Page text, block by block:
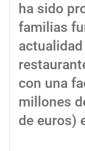
ha sido
familias
con una
millones
de euros)